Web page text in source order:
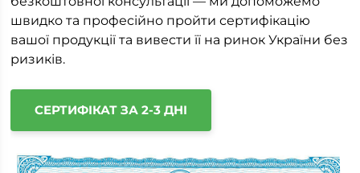
швидко та професійно пройти сертифікацію
вашої продукції та вивести її на ринок України без
ризиків.
СЕРТИФІКАТ ЗА 2-3 ДНІ